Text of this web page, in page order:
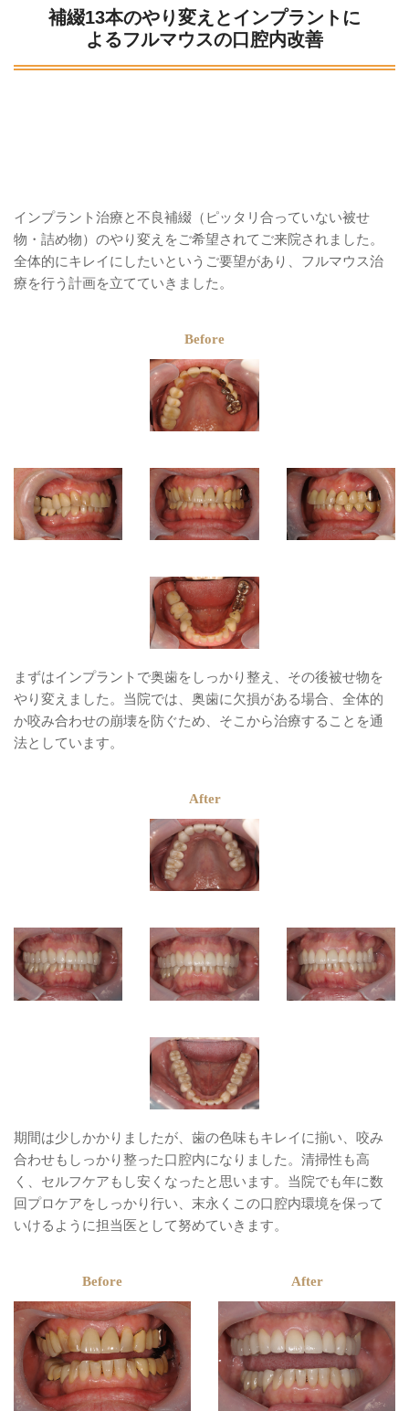
補綴13本のやり変えとインプラントに
よるフルマウスの口腔内改善
インプラント治療と不良補綴（ピッタリ合っていない被せ
物・詰め物）のやり変えをご希望されてご来院されました。
全体的にキレイにしたいというご要望があり、フルマウス治
療を行う計画を立てていきました。
Before
まずはインプラントで奥歯をしっかり整え、その後被せ物を
やり変えました。当院では、奥歯に欠損がある場合、全体的
か咬み合わせの崩壊を防ぐため、そこから治療することを通
法としています。
After
期間は少しかかりましたが、歯の色味もキレイに揃い、咬み
合わせもしっかり整った口腔内になりました。清掃性も高
く、セルフケアもし安くなったと思います。当院でも年に数
回プロケアをしっかり行い、末永くこの口腔内環境を保って
いけるように担当医として努めていきます。
Before After